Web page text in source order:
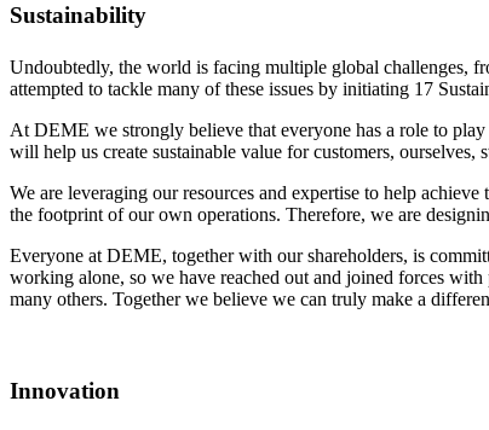
Sustainability
Undoubtedly, the world is facing multiple global challenges,
attempted to tackle many of these issues by initiating 17
At DEME we strongly believe that everyone has a role to
will help us create sustainable value for customers, ourselves,
We are leveraging our resources and expertise to help
the footprint of our own operations. Therefore, we are
Everyone at DEME, together with our shareholders, is
working alone, so we have reached out and joined forces
many others. Together we believe we can truly make a
Innovation